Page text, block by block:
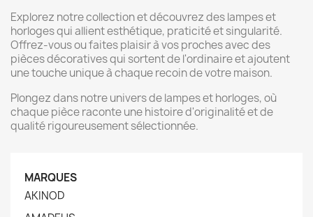
Explorez notre collection et découvrez des lampes et
horloges qui allient esthétique, praticité et singularité.
Offrez-vous ou faites plaisir à vos proches avec des
pièces décoratives qui sortent de l'ordinaire et ajoutent
une touche unique à chaque recoin de votre maison.
Plongez dans notre univers de lampes et horloges, où
chaque pièce raconte une histoire d'originalité et de
qualité rigoureusement sélectionnée.
MARQUES
AKINOD